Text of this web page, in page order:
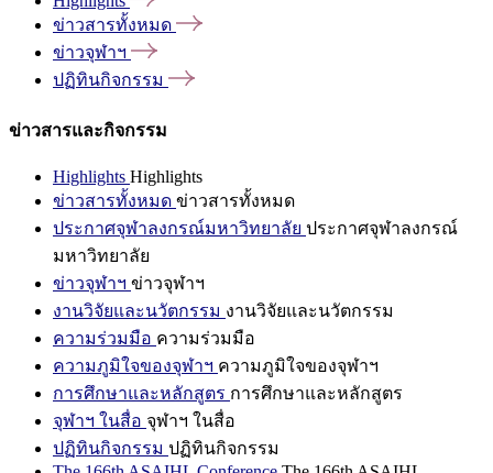
ข่าวสารทั้งหมด
ข่าวจุฬาฯ
ปฏิทินกิจกรรม
ข่าวสารและกิจกรรม
Highlights Highlights
ข่าวสารทั้งหมด ข่าวสารทั้งหมด
ประกาศจุฬาลงกรณ์มหาวิทยาลัย ประกาศจุฬาลงกรณ์
มหาวิทยาลัย
ข่าวจุฬาฯ ข่าวจุฬาฯ
งานวิจัยและนวัตกรรม งานวิจัยและนวัตกรรม
ความร่วมมือ ความร่วมมือ
ความภูมิใจของจุฬาฯ ความภูมิใจของจุฬาฯ
การศึกษาและหลักสูตร การศึกษาและหลักสูตร
จุฬาฯ ในสื่อ จุฬาฯ ในสื่อ
ปฏิทินกิจกรรม ปฏิทินกิจกรรม